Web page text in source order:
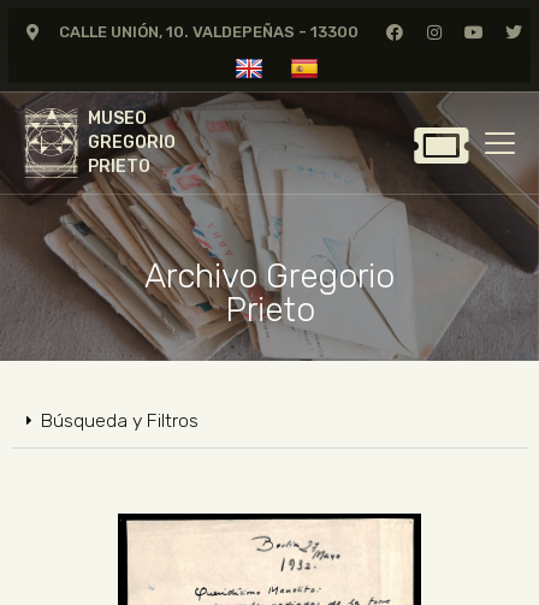
CALLE UNIÓN, 10. VALDEPEÑAS - 13300
MUSEO
GREGORIO
PRIETO
MUSEO
GREGORIO
PRIETO
GREGORIO PRIETO
MUSEO
ARCHIVO
CERTAMEN DE DIBUJO
FUNDACIÓN
NOTICIAS
Archivo Gregorio
Prieto
Búsqueda y Filtros